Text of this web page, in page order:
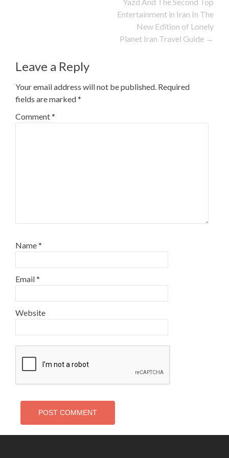
Entertainment in Iran In The
New Edition of Lonely
Planet Iran Travel Guide →
Leave a Reply
Your email address will not be published. Required
fields are marked*
Comment*
Name*
Email*
Website